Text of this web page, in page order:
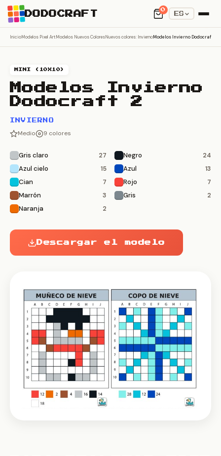
DODOCRAFT
0
ES
InicioModelos Pixel ArtModelos Nuevos ColoresNuevos colores: InviernoModelos Invierno Dodocraft 2
MINI (10X10)
Modelos Invierno
Dodocraft 2
INVIERNO
Medio 9 colores
Gris claro 27 Negro 24
Azul cielo 15 Azul 13
Cian 7 Rojo 7
Marrón 3 Gris 2
Naranja 2
Descargar el modelo